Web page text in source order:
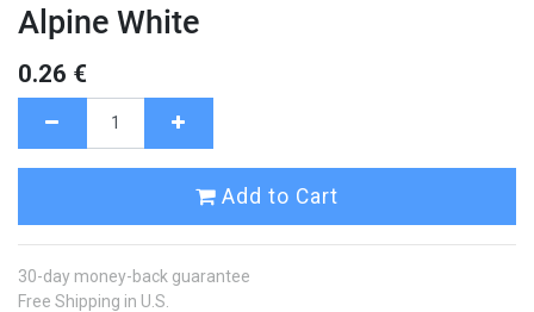
Alpine White
0.26 €
Add to Cart
30-day money-back guarantee
Free Shipping in U.S.